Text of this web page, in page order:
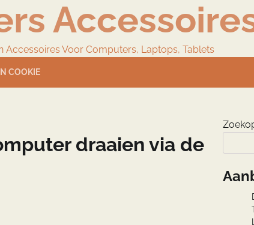
Accessoires Voor Computers, Laptops, Tablets
COOKIE
draaien via de